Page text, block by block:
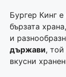
Бургер Кинг
бързата
и
държави,
вкусни